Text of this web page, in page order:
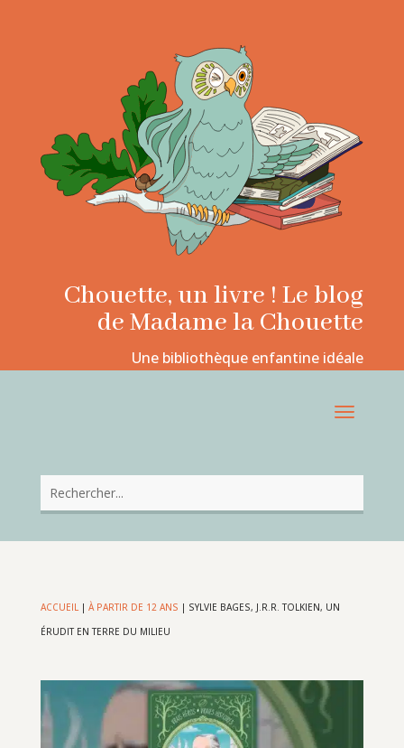
Chouette, un livre ! Le blog
de Madame la Chouette
Une bibliothèque enfantine idéale
ACCUEIL| À PARTIR DE 12 ANS | SYLVIE BAGES, J.R.R. TOLKIEN, UN
ÉRUDIT EN TERRE DU MILIEU